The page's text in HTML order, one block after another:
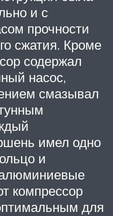
и с
прочности
сжатия. Кроме
содержал
насос,
смазывал
имел одно
и
компрессор
для